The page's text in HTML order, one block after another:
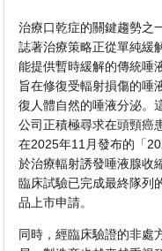
治療口乾症的關鍵趨勢之
誌著治療策略正從單純緩
能提供暫時緩解的傳統唾
旨在修復受輻射損傷的唾
復人體自然的唾液分泌。
公司正積極尋求在頭頸癌
在2025年11月發布的「
於治療輻射誘發唾液腺收
臨床試驗已完成最終隊列
品上市申請。
同時，經臨床驗證的非處